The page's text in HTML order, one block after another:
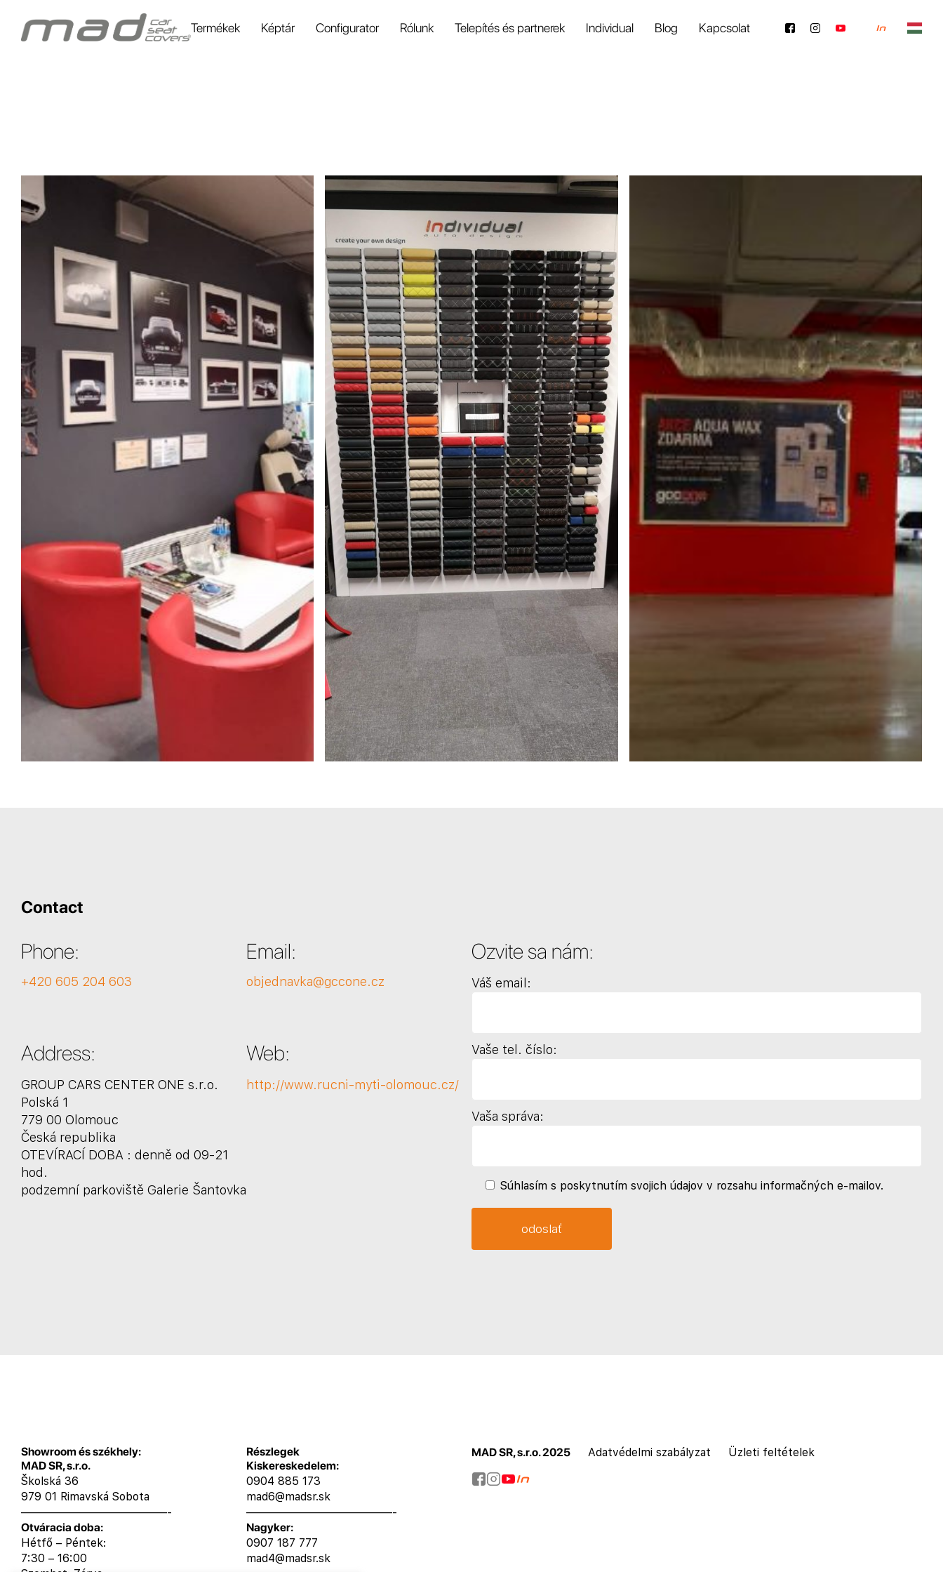
Termékek Képtár Configurator Rólunk Telepítés és partnerek Individual Blog Kapcsolat
Contact
Phone:
+420 605 204 603
Email:
objednavka@gccone.cz
Address:
GROUP CARS CENTER ONE s.r.o.
Polská 1
779 00 Olomouc
Česká republika
OTEVÍRACÍ DOBA : denně od 09-21
hod.
podzemní parkoviště Galerie Šantovka
Web:
http://www.rucni-myti-olomouc.cz/
Ozvite sa nám:
Váš email:
Vaše tel. číslo:
Vaša správa:
Súhlasím s poskytnutím svojich údajov v rozsahu informačných e-mailov.
Showroom és székhely:
MAD SR, s.r.o.
Školská 36
979 01 Rimavská Sobota
—————————————-
Otváracia doba:
Hétfő – Péntek:
7:30 – 16:00
Részlegek
Kiskereskedelem:
0904 885 173
mad6@madsr.sk
—————————————-
Nagyker:
0907 187 777
mad4@madsr.sk
MAD SR, s.r.o. 2025 Adatvédelmi szabályzat Üzleti feltételek